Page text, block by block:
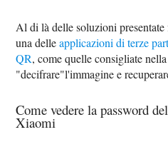
Al di là delle soluzioni
una delleapplicazioni di terze
QR, come quelle consigliate
"decifrare"l'immagine e
Come vedere la password
Xiaomi